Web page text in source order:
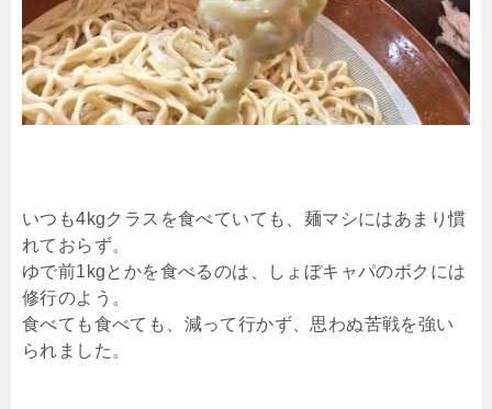
いつも4kgクラスを食べていても、麺マシにはあまり慣
れておらず。
ゆで前1kgとかを食べるのは、しょぼキャパのボクには
修行のよう。
食べても食べても、減って行かず、思わぬ苦戦を強い
られました。